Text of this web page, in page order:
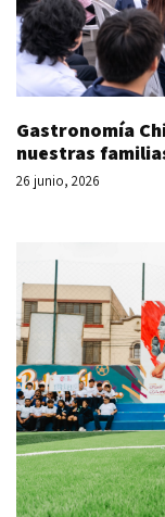
Gastronomía
nuestras
26 junio, 2026